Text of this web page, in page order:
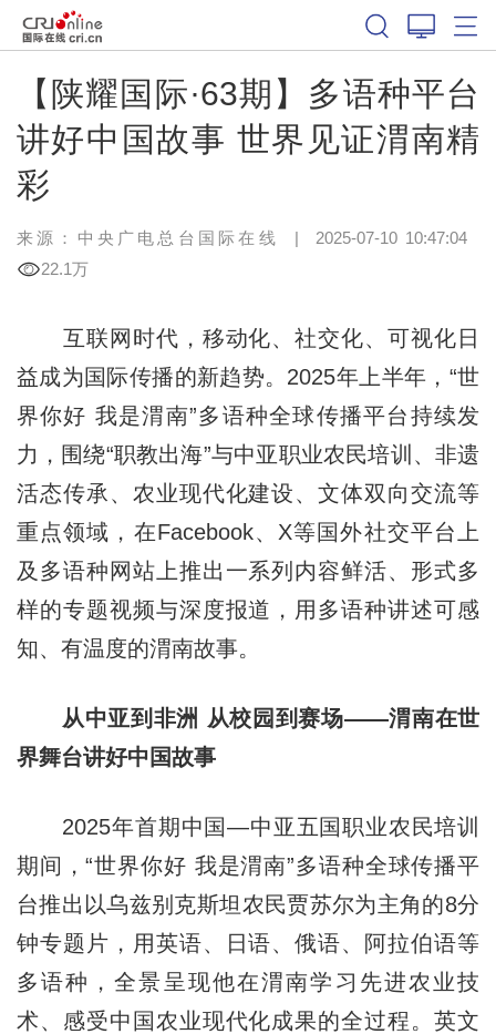
【陕耀国际·63期】多语种平台
讲好中国故事 世界见证渭南精
彩
来源：中央广电总台国际在线 | 2025-07-10 10:47:04
22.1万
互联网时代，移动化、社交化、可视化日
益成为国际传播的新趋势。2025年上半年，“世
界你好 我是渭南”多语种全球传播平台持续发
力，围绕“职教出海”与中亚职业农民培训、非遗
活态传承、农业现代化建设、文体双向交流等
重点领域，在Facebook、X等国外社交平台上
及多语种网站上推出一系列内容鲜活、形式多
样的专题视频与深度报道，用多语种讲述可感
知、有温度的渭南故事。
从中亚到非洲 从校园到赛场——渭南在世
界舞台讲好中国故事
2025年首期中国—中亚五国职业农民培训
期间，“世界你好 我是渭南”多语种全球传播平
台推出以乌兹别克斯坦农民贾苏尔为主角的8分
钟专题片，用英语、日语、俄语、阿拉伯语等
多语种，全景呈现他在渭南学习先进农业技
术、感受中国农业现代化成果的全过程。英文